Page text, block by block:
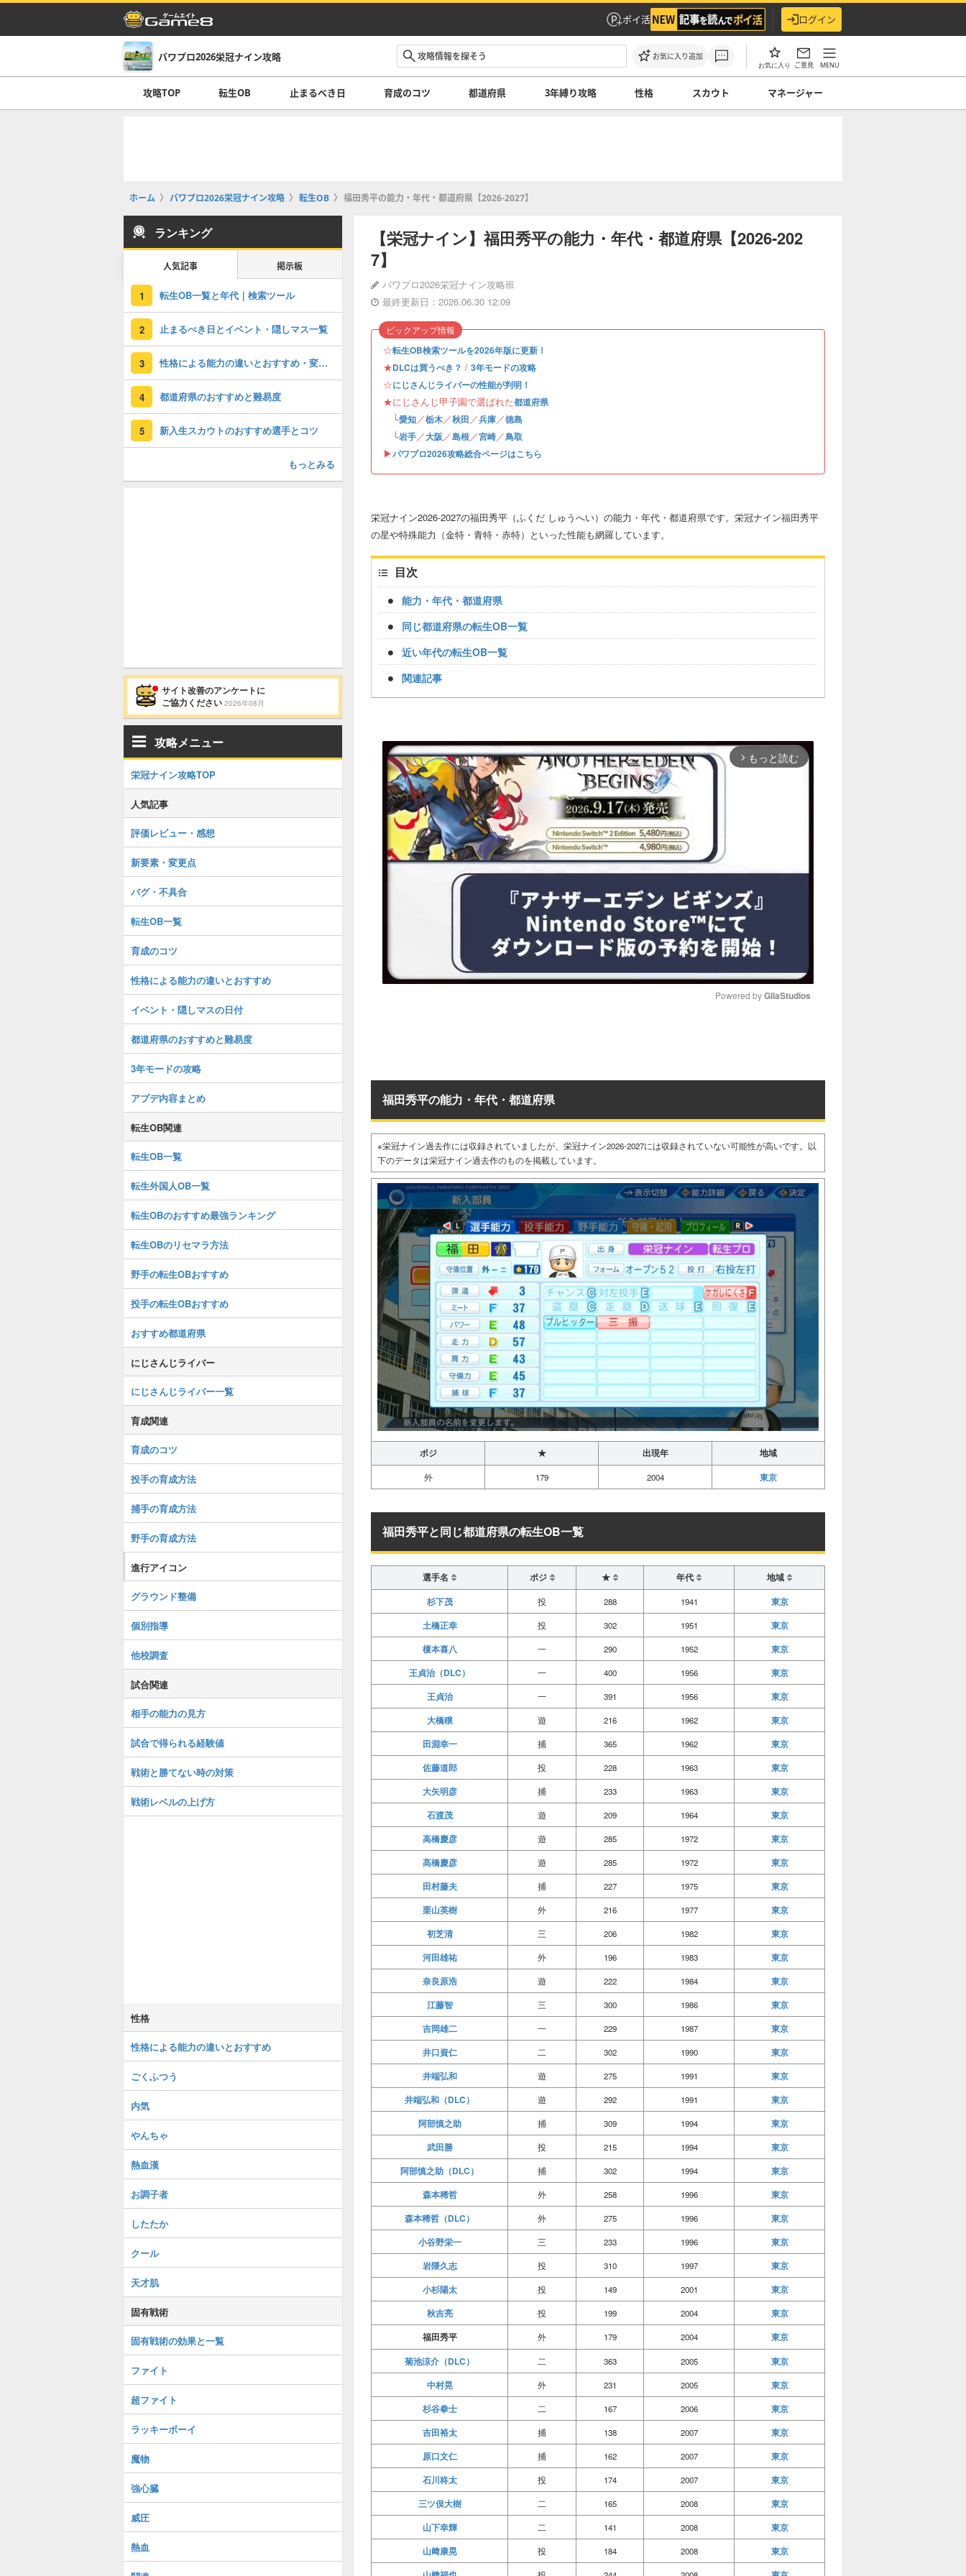
ポイ活 ログイン
パワプロ2026栄冠ナイン攻略 お気に入り追加
お気に入り ご意見 MENU
攻略TOP 転生OB 止まるべき日 育成のコツ 都道府県 3年縛り攻略 性格 スカウト マネージャー
ホーム パワプロ2026栄冠ナイン攻略 転生OB 福田秀平の能力・年代・都道府県【2026-2027】
【栄冠ナイン】福田秀平の能力・年代・都道府県【2026-202
7】
パワプロ2026栄冠ナイン攻略班
最終更新日：2026.06.30 12:09
☆転生OB検索ツールを2026年版に更新！
★DLCは買うべき？ / 3年モードの攻略
☆にじさんじライバーの性能が判明！
★にじさんじ甲子園で選ばれた都道府県
└愛知／栃木／秋田／兵庫／徳島
└岩手／大阪／島根／宮崎／鳥取
▶︎パワプロ2026攻略総合ページはこちら
ピックアップ情報
栄冠ナイン2026-2027の福田秀平（ふくだ しゅうへい）の能力・年代・都道府県です。栄冠ナイン福田秀平
の星や特殊能力（金特・青特・赤特）といった性能も網羅しています。
目次
能力・年代・都道府県
同じ都道府県の転生OB一覧
近い年代の転生OB一覧
関連記事
arrow_forward_ios もっと読む
Powered by GliaStudios
福田秀平の能力・年代・都道府県
※栄冠ナイン過去作には収録されていましたが、栄冠ナイン2026-2027には収録されていない可能性が高いです。以
下のデータは栄冠ナイン過去作のものを掲載しています。
ポジ ★ 出現年 地域
外 179 2004 東京
福田秀平と同じ都道府県の転生OB一覧
選手名 ポジ ★ 年代 地域
杉下茂 投 288 1941
東京
土橋正幸
投 302 1951
東京
榎本喜八
一 290 1952
東京
王貞治（DLC）
一 400 1956
東京
王貞治
一 391 1956
東京
大橋穣
遊 216 1962
東京
田淵幸一
捕 365 1962
東京
佐藤道郎
投 228 1963
東京
大矢明彦
捕 233 1963
東京
石渡茂
遊 209 1964
東京
高橋慶彦
遊 285 1972
東京
髙橋慶彦
遊 285 1972
東京
田村藤夫
捕 227 1975
東京
栗山英樹
外 216 1977
東京
初芝清
三 206 1982
東京
河田雄祐
外 196 1983
東京
奈良原浩
遊 222 1984
東京
江藤智
三 300 1986
東京
吉岡雄二
一 229 1987
東京
井口資仁
二 302 1990
東京
井端弘和
遊 275 1991
東京
井端弘和（DLC）
遊 292 1991
東京
阿部慎之助
捕 309 1994
東京
武田勝
投 215 1994
東京
阿部慎之助（DLC）
捕 302 1994
東京
森本稀哲
外 258 1996
東京
森本稀哲（DLC）
外 275 1996
東京
小谷野栄一
三 233 1996
東京
岩隈久志
投 310 1997
東京
小杉陽太
投 149 2001
東京
秋吉亮
投 199 2004 東京
福田秀平 外 179 2004
東京
菊池涼介（DLC）
二 363 2005
東京
中村晃
外 231 2005
東京
杉谷拳士
二 167 2006
東京
吉田裕太
捕 138 2007
東京
原口文仁
捕 162 2007
東京
石川柊太
投 174 2007
東京
三ツ俣大樹
二 165 2008
東京
山下幸輝
二 141 2008
東京
山﨑康晃
投 184 2008
東京
ランキング
人気記事 掲示板
1 転生OB一覧と年代｜検索ツール
2 止まるべき日とイベント・隠しマス一覧
3 性格による能力の違いとおすすめ・変え方
4 都道府県のおすすめと難易度
5 新入生スカウトのおすすめ選手とコツ
もっとみる
サイト改善のアンケートに
ご協力ください 2026年08月
攻略メニュー
栄冠ナイン攻略TOP
人気記事
評価レビュー・感想
新要素・変更点
バグ・不具合
転生OB一覧
育成のコツ
性格による能力の違いとおすすめ
イベント・隠しマスの日付
都道府県のおすすめと難易度
3年モードの攻略
アプデ内容まとめ
転生OB関連
転生OB一覧
転生外国人OB一覧
転生OBのおすすめ最強ランキング
転生OBのリセマラ方法
野手の転生OBおすすめ
投手の転生OBおすすめ
おすすめ都道府県
にじさんじライバー
にじさんじライバー一覧
育成関連
育成のコツ
投手の育成方法
捕手の育成方法
野手の育成方法
進行アイコン
グラウンド整備
個別指導
他校調査
試合関連
相手の能力の見方
試合で得られる経験値
戦術と勝てない時の対策
戦術レベルの上げ方
性格
性格による能力の違いとおすすめ
ごくふつう
内気
やんちゃ
熱血漢
お調子者
したたか
クール
天才肌
固有戦術
固有戦術の効果と一覧
ファイト
超ファイト
ラッキーボーイ
魔物
強心臓
威圧
熱血